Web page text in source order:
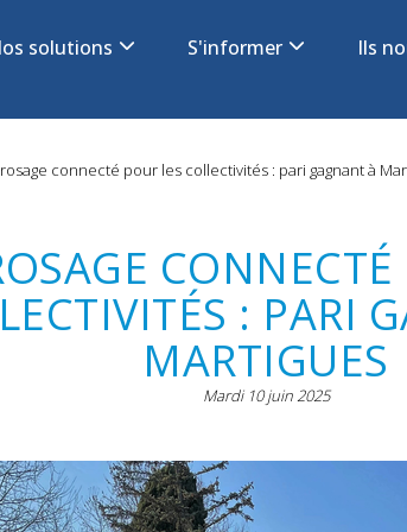
solutions S'informer Ils
connecté pour les collectivités : pari gagnant à
CONNECTÉ
: PARI
MARTIGUES
Mardi 10 juin 2025